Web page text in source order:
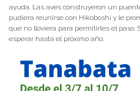
ayuda. Las aves construyeron un
pudiera reunirse con Hikoboshi y le
que no lloviera para permitirles el paso.
esperar hasta el próximo año.